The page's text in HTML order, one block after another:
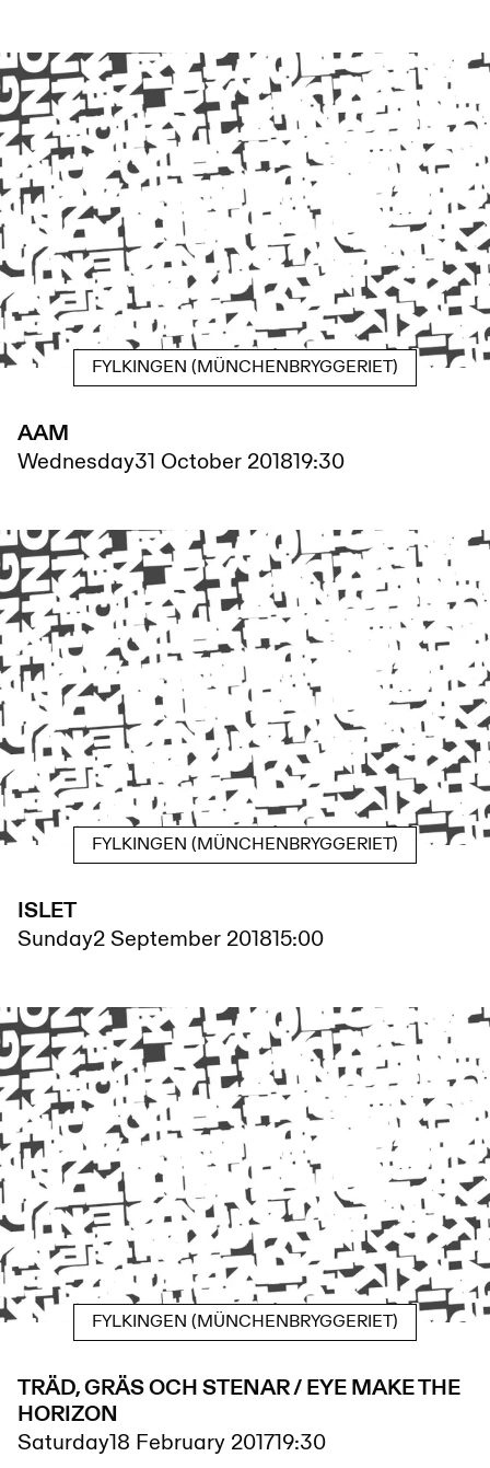
FYLKINGEN (MÜNCHENBRYGGERIET)
AAM
Wednesday31 October 201819:30
FYLKINGEN (MÜNCHENBRYGGERIET)
ISLET
Sunday2 September 201815:00
FYLKINGEN (MÜNCHENBRYGGERIET)
TRÄD, GRÄS OCH STENAR / EYE MAKE THE
HORIZON
Saturday18 February 201719:30